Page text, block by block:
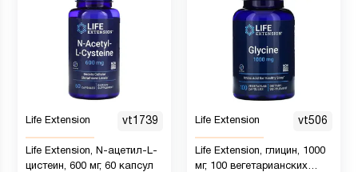
Life Extension vt1739
Life Extension, N-ацетил-L-
цистеин, 600 мг, 60 капсул
Life Extension vt506
Life Extension, глицин, 1000
мг, 100 вегетарианских